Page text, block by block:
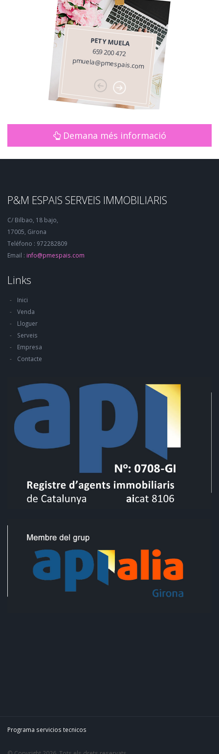
PETY MUELA
659 200 472
pmuela@pmespais.com
Demana més informació
P&M ESPAIS SERVEIS IMMOBILIARIS
C/ Bilbao, 18 bajo,
17005, Girona
Teléfono : 972282809
Email : info@pmespais.com
Links
Inici
Venda
Lloguer
Serveis
Empresa
Contacte
Programa servicios tecnicos